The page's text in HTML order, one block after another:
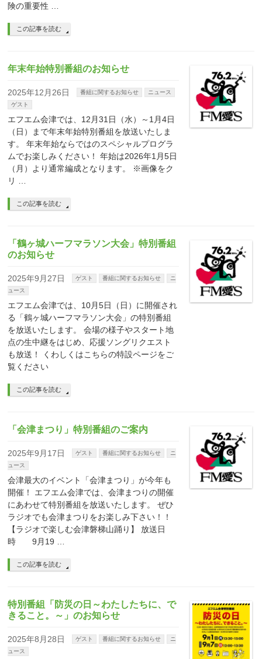
険の重要性 …
この記事を読む
年末年始特別番組のお知らせ
2025年12月26日 番組に関するお知らせ
ニュース
ゲスト
エフエム会津では、12月31日（水）～1月4日
（日）まで年末年始特別番組を放送いたしま
す。 年末年始ならではのスペシャルプログラ
ムでお楽しみください！ 年始は2026年1月5日
（月）より通常編成となります。 ※画像をク
リ …
この記事を読む
「鶴ヶ城ハーフマラソン大会」特別番組
のお知らせ
2025年9月27日 ゲスト 番組に関するお知らせ
ニ
ュース
エフエム会津では、10月5日（日）に開催され
る「鶴ヶ城ハーフマラソン大会」の特別番組
を放送いたします。 会場の様子やスタート地
点の生中継をはじめ、応援ソングリクエスト
も放送！ くわしくはこちらの特設ページをご
覧ください
この記事を読む
「会津まつり」特別番組のご案内
2025年9月17日 ゲスト 番組に関するお知らせ
ニ
ュース
会津最大のイベント「会津まつり」が今年も
開催！ エフエム会津では、会津まつりの開催
にあわせて特別番組を放送いたします。 ぜひ
ラジオでも会津まつりをお楽しみ下さい！！
【ラジオで楽しむ会津磐梯山踊り】 放送日
時 9月19 …
この記事を読む
特別番組「防災の日～わたしたちに、で
きること。～」のお知らせ
2025年8月28日 ゲスト 番組に関するお知らせ
ニ
ュース